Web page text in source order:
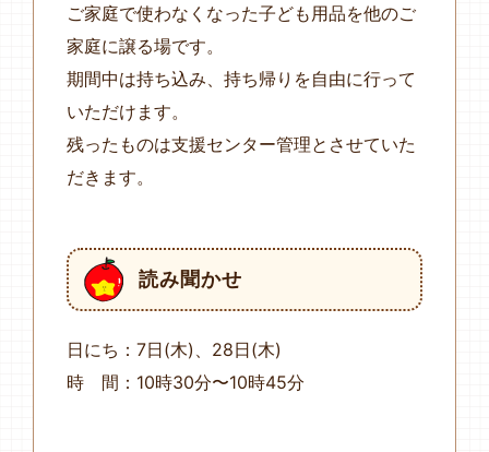
ご家庭で使わなくなった子ども用品を他のご
家庭に譲る場です。
期間中は持ち込み、持ち帰りを自由に行って
いただけます。
残ったものは支援センター管理とさせていた
だきます。
読み聞かせ
日にち：7日(木)、28日(木)
時 間：10時30分〜10時45分